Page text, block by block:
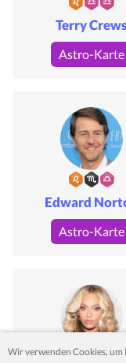
Terry Crews
Astro-Karte
Edward
Astro-Karte
Wir verwenden Cookies, um